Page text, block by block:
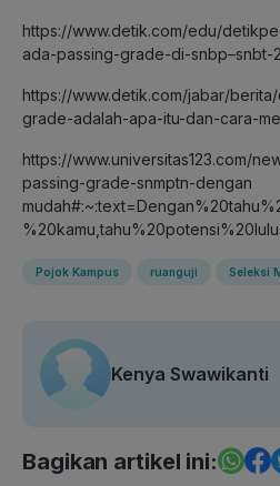
https://www.detik.com/edu/
ada-passing-grade-di-snbp–snbt-
https://www.detik.com/jabar/
grade-adalah-apa-itu-dan-cara-
https://www.universitas123.com/
passing-grade-snmptn-dengan
Pojok Kampus ruanguji Seleksi
Kenya Swawikanti
Bagikan artikel ini: